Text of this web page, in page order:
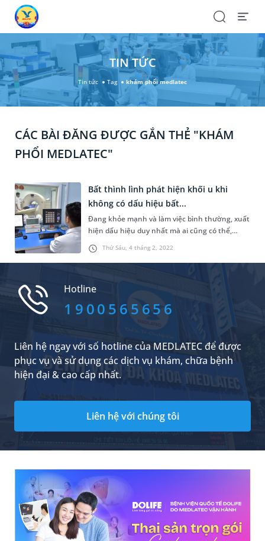
SearchOpen
TIN TỨC
Tin tức Tag khám phổi medlatec
CÁC BÀI ĐĂNG ĐƯỢC GẮN THẺ "KHÁM
PHỔI MEDLATEC"
Thứ Sáu, 4 tháng 2, 2022
Bất thình lình phát hiện khối u khi
không có dấu hiệu bất...
Đang khỏe mạnh và làm việc bình thường, xuất
hiện dấu hiệu duy nhất mà ai cũng có thể,
bệnh nhân đến Bệnh viện Đa khoa MEDLATEC
khám thì vô cùng bàng hoàng vì phát hiện khối
u phổi đã di căn.
Hotline
1900565656
Liên hệ ngay với số hotline của MEDLATEC để được
phục vụ và sử dụng các dịch vụ khám, chữa bệnh
hiện đại & cao cấp nhất.
Liên hệ với chúng tôi